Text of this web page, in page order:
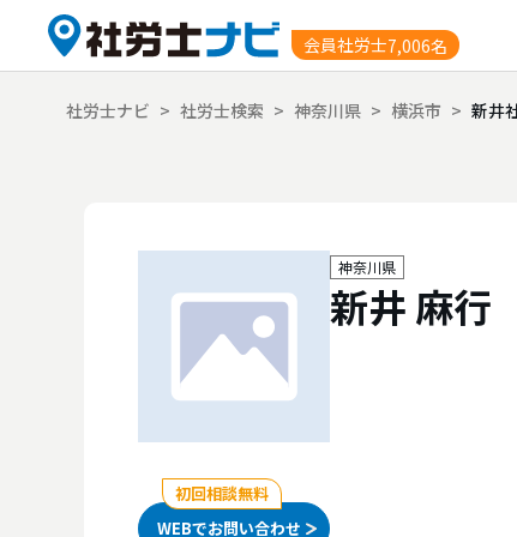
会員社労士7,006名
社労士ナビ > 社労士検索 > 神奈川県 > 横浜市 > 新井
初回相談無料
WEBでお問い合わせ
神奈川県
新井 麻行